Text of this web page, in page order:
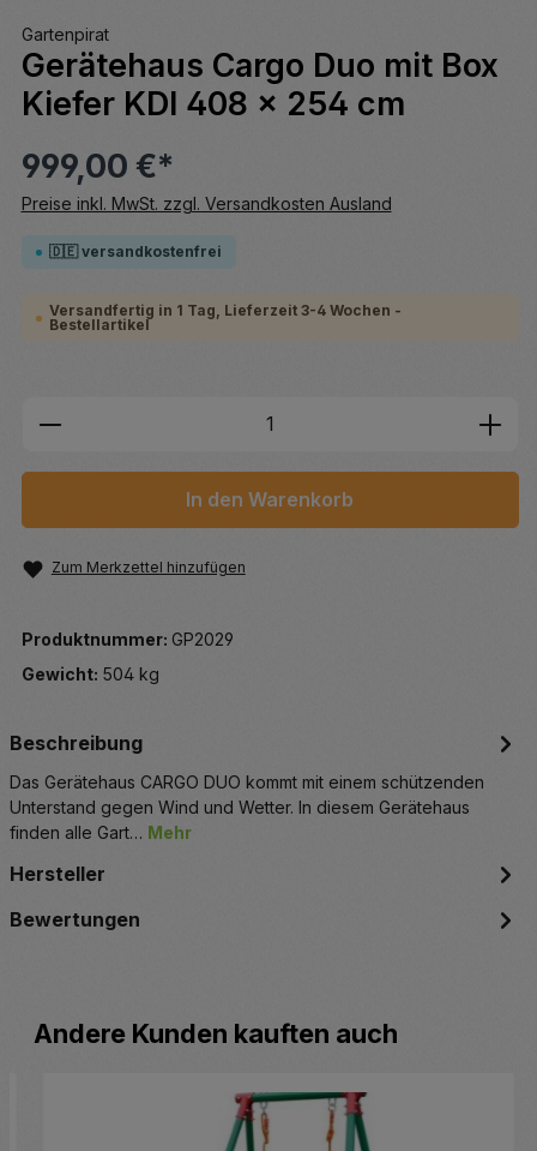
Gartenpirat
Gerätehaus Cargo Duo mit Box
Kiefer KDI 408 x 254 cm
999,00 €*
Preise inkl. MwSt. zzgl. Versandkosten Ausland
🇩🇪 versandkostenfrei
Versandfertig in 1 Tag, Lieferzeit 3-4 Wochen -
Bestellartikel
Produkt Anzahl: Gib den
In den Warenkorb
Zum Merkzettel hinzufügen
Produktnummer: GP2029
Gewicht: 504 kg
Beschreibung
Das Gerätehaus CARGO DUO kommt mit einem schützenden
Unterstand gegen Wind und Wetter. In diesem Gerätehaus
finden alle Gart… Mehr
Hersteller
Bewertungen
Produktgalerie überspringen
Andere Kunden kauften auch